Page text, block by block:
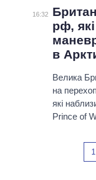
16:32
рф,
в
Велика
на
які
Prince of
1